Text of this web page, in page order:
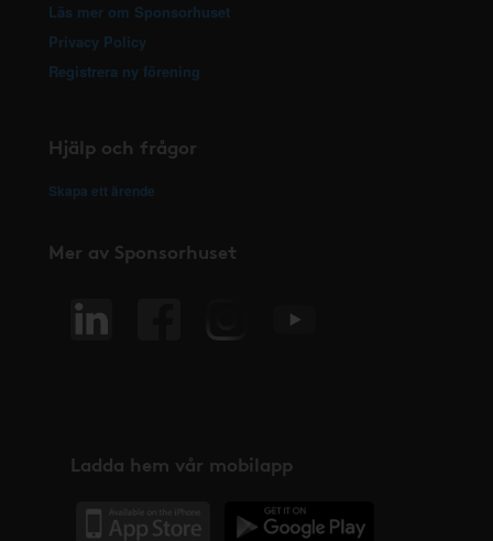
Läs mer om Sponsorhuset
Privacy Policy
Registrera ny förening
Hjälp och frågor
Skapa ett ärende
Mer av Sponsorhuset
Ladda hem vår mobilapp